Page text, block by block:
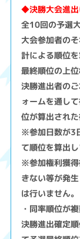
◆決勝大会進出
全10回の予選
大会参加者の
計による順位を
最終順位の上
決勝進出者の
ォームを通し
位が算出され
※参加日数が3
て順位を算出し
※参加権利獲得
きない等が発
は行いません。
・同率順位が
決勝進出確定